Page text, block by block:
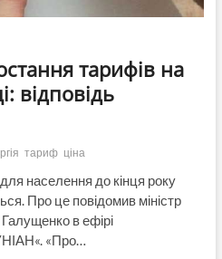
тарифів на
відповідь
тариф ціна
населення до кінця року
Про це повідомив міністр
в ефірі
«Про…